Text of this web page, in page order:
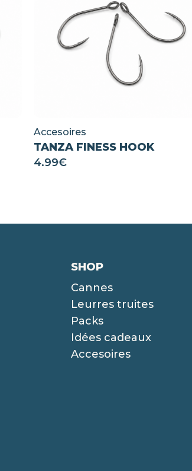
Accesoires
TANZA FINESS HOOK
4.99€
SHOP
Cannes
Leurres truites
Packs
Idées cadeaux
Accesoires